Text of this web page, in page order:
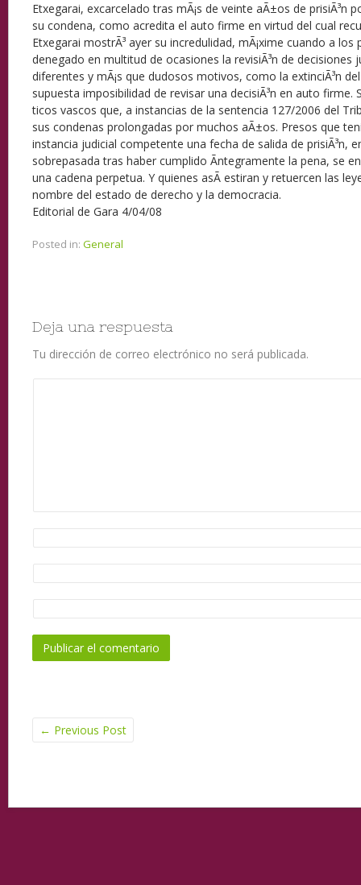
Etxegarai, excarcelado tras mÃ¡s de veinte aÃ±os de prisiÃ³n
su condena, como acredita el auto firme en virtud del cual
Etxegarai mostrÃ³ ayer su incredulidad, mÃ¡xime cuando a los
denegado en multitud de ocasiones la revisiÃ³n de decisiones
diferentes y mÃ¡s que dudosos motivos, como la extinciÃ³n
supuesta imposibilidad de revisar una decisiÃ³n en auto
ticos vascos que, a instancias de la sentencia 127/2006 del
sus condenas prolongadas por muchos aÃ±os. Presos que
instancia judicial competente una fecha de salida de prisiÃ³n,
sobrepasada tras haber cumplido Ã­ntegramente la pena, se
una cadena perpetua. Y quienes asÃ­ estiran y retuercen las
nombre del estado de derecho y la democracia.
Editorial de Gara 4/04/08
Posted in: General
Deja una respuesta
Tu dirección de correo electrónico no será publicada.
← Previous Post